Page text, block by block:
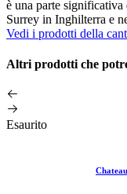
è una parte
Surrey in Inghilterra e
Vedi i prodotti della
Altri prodotti che
Esaurito